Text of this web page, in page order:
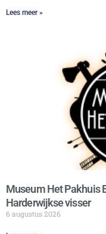
Lees meer »
Museum Het Pakhuis
Harderwijkse visser
6 augustus 2026